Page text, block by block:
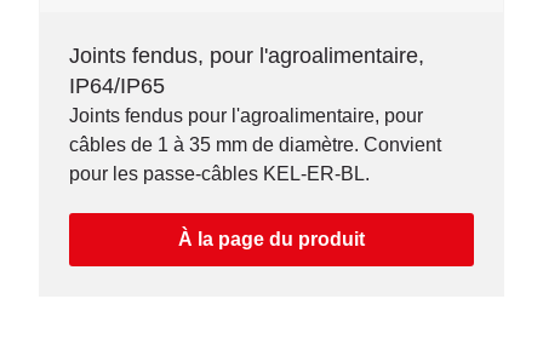
Joints fendus, pour l'agroalimentaire,
IP64/IP65
Joints fendus pour l'agroalimentaire, pour
câbles de 1 à 35 mm de diamètre. Convient
pour les passe-câbles KEL-ER-BL.
À la page du produit